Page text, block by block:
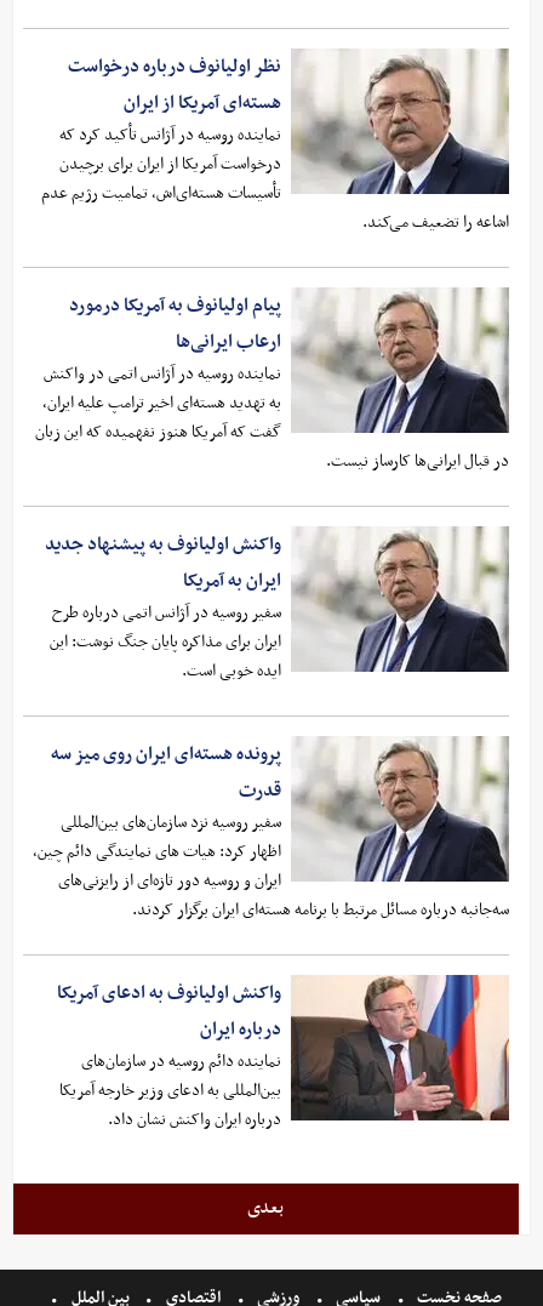
نظر اولیانوف درباره درخواست
هسته‌ای آمریکا از ایران
نماینده روسیه در آژانس تأکید کرد که
درخواست آمریکا از ایران برای برچیدن
تأسیسات هسته‌ای‌اش، تمامیت رژیم عدم
اشاعه را تضعیف می‌کند.
پیام اولیانوف به آمریکا درمورد
ارعاب ایرانی‌ها
نماینده روسیه در آژانس اتمی در واکنش
به تهدید هسته‌ای اخیر ترامپ علیه ایران،
گفت که آمریکا هنوز نفهمیده که این زبان
در قبال ایرانی‌ها کارساز نیست.
واکنش اولیانوف به پیشنهاد جدید
ایران به آمریکا
سفیر روسیه در آژانس اتمی درباره طرح
ایران برای مذاکره پایان جنگ نوشت: این
ایده خوبی است.
پرونده هسته‌ای ایران روی میز سه
قدرت
سفیر روسیه نزد سازمان‌های بین‌المللی
اظهار کرد: هیات های نمایندگی‌ دائم چین،
ایران و روسیه دور تازه‌ای از رایزنی‌های
سه‌جانبه درباره مسائل مرتبط با برنامه هسته‌ای ایران برگزار کردند.
واکنش اولیانوف به ادعای آمریکا
درباره ایران
نماینده دائم روسیه در سازمان‌های
بین‌المللی به ادعای وزیر خارجه آمریکا
درباره ایران واکنش نشان داد.
بعدی
صفحه نخست سیاسی ورزشی اقتصادی بین الملل